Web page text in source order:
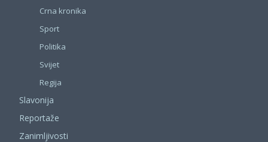
Crna kronika
Sport
Politika
Svijet
Regija
Slavonija
Reportaže
Zanimljivosti